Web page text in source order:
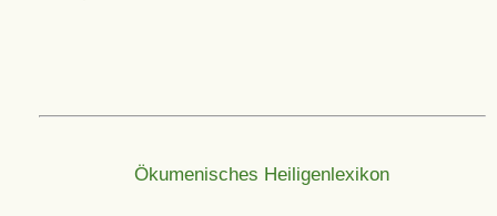
Ökumenisches Heiligenlexikon